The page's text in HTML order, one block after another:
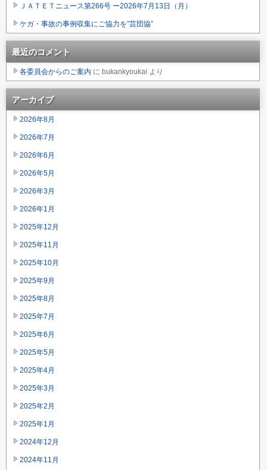
ＪＡＴＥＴニュース第266号 ー2026年7月13日（月）
ケガ・事故の事例収集にご協力を”芸団協”
最近のコメント
各委員会からのご案内 に bukankyoukai より
アーカイブ
2026年8月
2026年7月
2026年6月
2026年5月
2026年3月
2026年1月
2025年12月
2025年11月
2025年10月
2025年9月
2025年8月
2025年7月
2025年6月
2025年5月
2025年4月
2025年3月
2025年2月
2025年1月
2024年12月
2024年11月